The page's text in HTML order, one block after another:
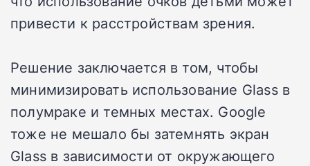
привести к расстройствам зрения.
Решение заключается в том, чтобы
минимизировать использование Glass в
полумраке и темных местах. Google
тоже не мешало бы затемнять экран
Glass в зависимости от окружающего